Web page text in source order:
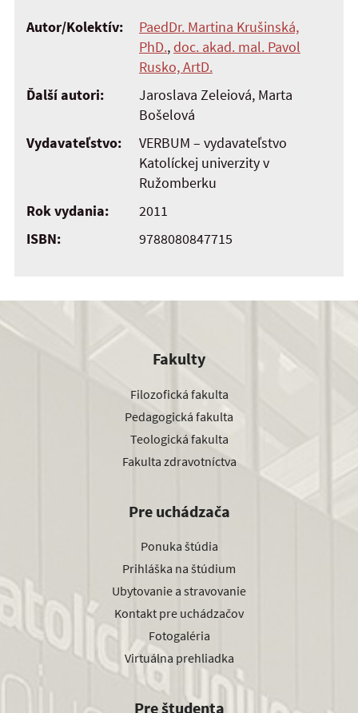
Autor/Kolektív:
PaedDr. Martina Krušinská,
PhD.,doc. akad. mal. Pavol
Rusko, ArtD.
Ďalší autori:
Jaroslava Zeleiová, Marta
Bošelová
Vydavateľstvo:
VERBUM – vydavateľstvo
Katolíckej univerzity v
Ružomberku
Rok vydania:
2011
ISBN:
9788080847715
Fakulty
Filozofická fakulta
Pedagogická fakulta
Teologická fakulta
Fakulta zdravotníctva
Pre uchádzača
Ponuka štúdia
Prihláška na štúdium
Ubytovanie a stravovanie
Kontakt pre uchádzačov
Fotogaléria
Virtuálna prehliadka
Pre študenta